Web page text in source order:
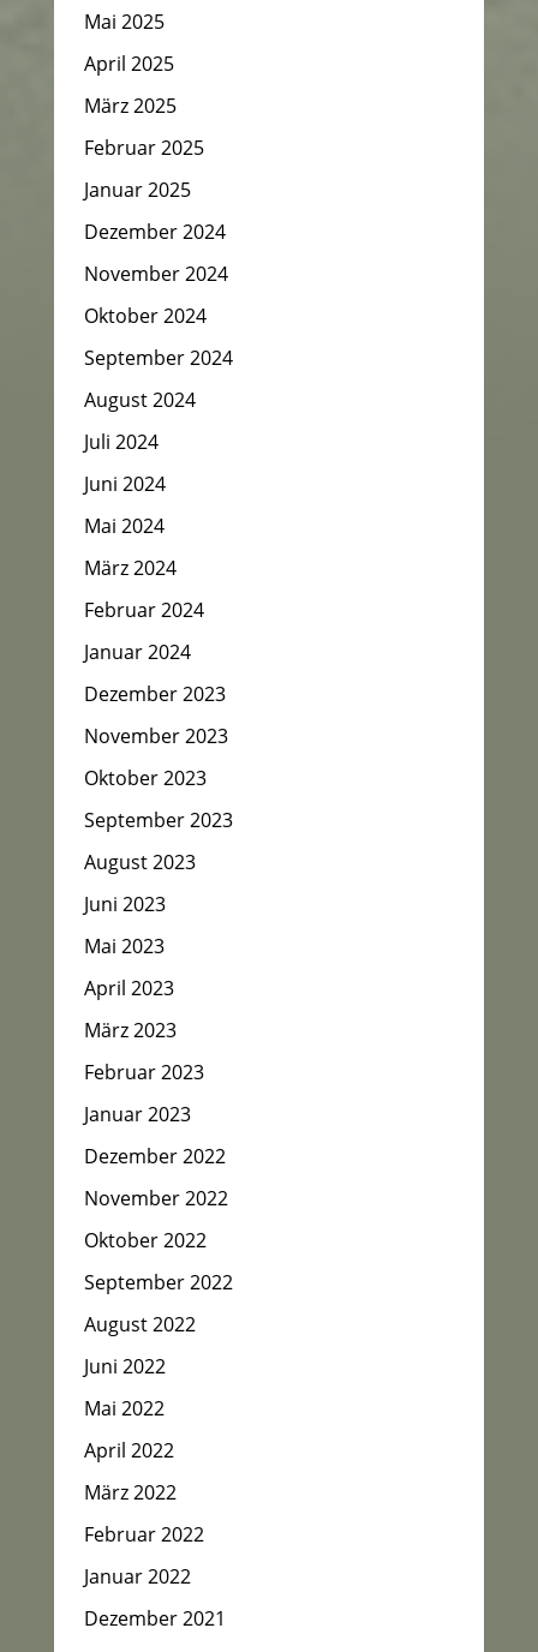
Mai 2025
April 2025
März 2025
Februar 2025
Januar 2025
Dezember 2024
November 2024
Oktober 2024
September 2024
August 2024
Juli 2024
Juni 2024
Mai 2024
März 2024
Februar 2024
Januar 2024
Dezember 2023
November 2023
Oktober 2023
September 2023
August 2023
Juni 2023
Mai 2023
April 2023
März 2023
Februar 2023
Januar 2023
Dezember 2022
November 2022
Oktober 2022
September 2022
August 2022
Juni 2022
Mai 2022
April 2022
März 2022
Februar 2022
Januar 2022
Dezember 2021